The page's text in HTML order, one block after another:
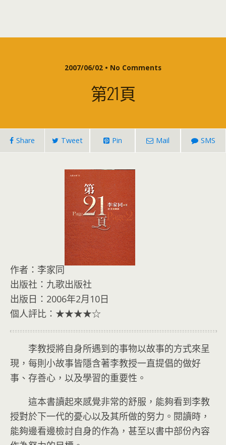
2007/06/02 • No Comments
第21頁
Share Tweet Pin Mail SMS
作者：李家同
出版社：九歌出版社
出版日：2006年2月10日
個人評比：★★★★☆
李教授將自身所遇到的事物以故事的方式來呈
現，每則小故事皆隱含著李教授一直提倡的做好
事、存善心，以及學習的重要性。
這本書讀起來感覺非常的舒服，能夠看到李教
授對於下一代的憂心以及其所做的努力。閱讀時，
能夠邊看邊檢討自身的作為，甚至以書中部份內容